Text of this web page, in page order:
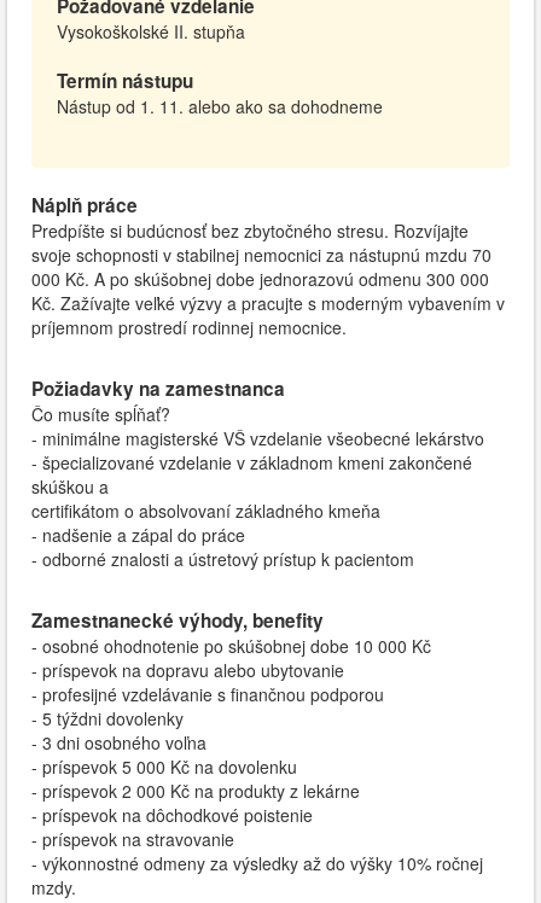
Požadované vzdelanie
Vysokoškolské II. stupňa
Termín nástupu
Nástup od 1. 11. alebo ako sa dohodneme
Náplň práce
Predpíšte si budúcnosť bez zbytočného stresu. Rozvíjajte
svoje schopnosti v stabilnej nemocnici za nástupnú mzdu 70
000 Kč. A po skúšobnej dobe jednorazovú odmenu 300 000
Kč. Zažívajte veľké výzvy a pracujte s moderným vybavením v
príjemnom prostredí rodinnej nemocnice.
Požiadavky na zamestnanca
Čo musíte spĺňať?
- minimálne magisterské VŠ vzdelanie všeobecné lekárstvo
- špecializované vzdelanie v základnom kmeni zakončené
skúškou a
certifikátom o absolvovaní základného kmeňa
- nadšenie a zápal do práce
- odborné znalosti a ústretový prístup k pacientom
Zamestnanecké výhody, benefity
- osobné ohodnotenie po skúšobnej dobe 10 000 Kč
- príspevok na dopravu alebo ubytovanie
- profesijné vzdelávanie s finančnou podporou
- 5 týždni dovolenky
- 3 dni osobného voľna
- príspevok 5 000 Kč na dovolenku
- príspevok 2 000 Kč na produkty z lekárne
- príspevok na dôchodkové poistenie
- príspevok na stravovanie
- výkonnostné odmeny za výsledky až do výšky 10% ročnej
mzdy.